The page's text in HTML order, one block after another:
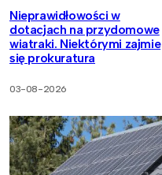
Nieprawidłowości w
dotacjach na przydomowe
wiatraki. Niektórymi zajmie
się prokuratura
03-08-2026